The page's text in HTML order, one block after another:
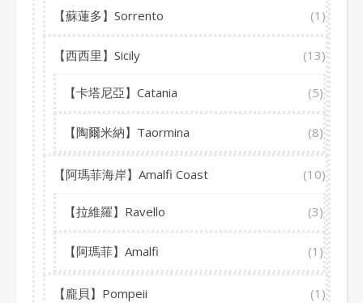
【蘇蓮多】Sorrento (1)
【西西里】Sicily (13)
【卡塔尼亞】Catania (5)
【陶爾米納】Taormina (8)
【阿瑪菲海岸】Amalfi Coast (10)
【拉維羅】Ravello (3)
【阿瑪菲】Amalfi (1)
【龐貝】Pompeii (1)